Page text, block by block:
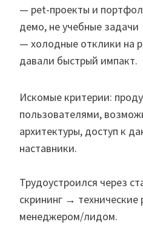
— pet-проекты и
демо, не учебные задачи
— холодные отклики на
давали быстрый импакт.
Искомые критерии:
пользователями,
архитектуры, доступ к
наставники.
Трудоустроился через
скрининг →
менеджером/лидом.